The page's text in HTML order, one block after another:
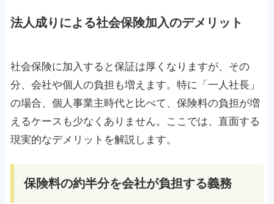
法人成りによる社会保険加入のデメリット
社会保険に加入すると保証は厚くなりますが、その
分、会社や個人の負担も増えます。特に「一人社長」
の場合、個人事業主時代と比べて、保険料の負担が増
えるケースも少なくありません。ここでは、直面する
現実的なデメリットを解説します。
保険料の約半分を会社が負担する義務